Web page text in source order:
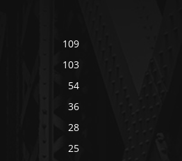
109
103
54
36
28
25